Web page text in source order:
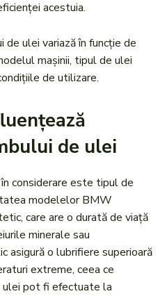
acestuia.
de ulei variază în funcție de
mașinii, tipul de ulei
de utilizare.
de ulei
considerare este tipul de
modelelor BMW
care are o durată de viață
minerale sau
asigură o lubrifiere superioară
extreme, ceea ce
ulei pot fi efectuate la